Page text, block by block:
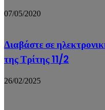
07/05/2020
Διαβάστε σε
της Τρίτης 11/2
26/02/2025